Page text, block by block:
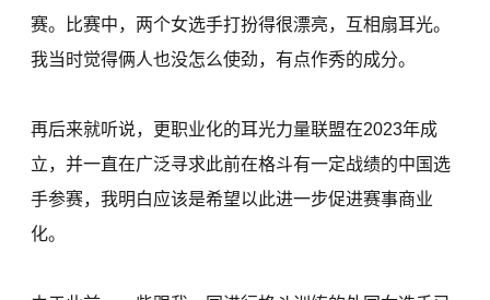
赛。比赛中，两个女选手打扮得很漂亮，互相扇耳光。
我当时觉得俩人也没怎么使劲，有点作秀的成分。
再后来就听说，更职业化的耳光力量联盟在2023年成
立，并一直在广泛寻求此前在格斗有一定战绩的中国选
手参赛，我明白应该是希望以此进一步促进赛事商业
化。